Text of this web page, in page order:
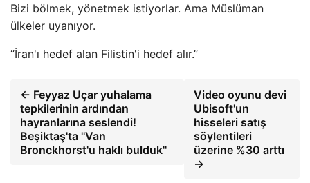
Bizi bölmek, yönetmek istiyorlar. Ama Müslüman
ülkeler uyanıyor.
“İran'ı hedef alan Filistin'i hedef alır.”
← Feyyaz Uçar yuhalama
tepkilerinin ardından
hayranlarına seslendi!
Beşiktaş'ta ''Van
Bronckhorst'u haklı bulduk''
Video oyunu devi
Ubisoft'un
hisseleri satış
söylentileri
üzerine %30 arttı
→